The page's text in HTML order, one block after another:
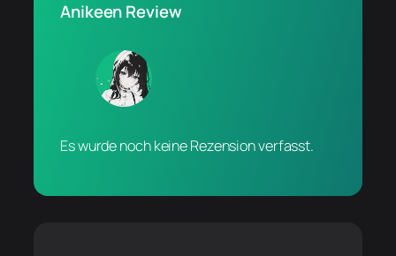
Anikeen Review
Es wurde noch keine Rezension verfasst.